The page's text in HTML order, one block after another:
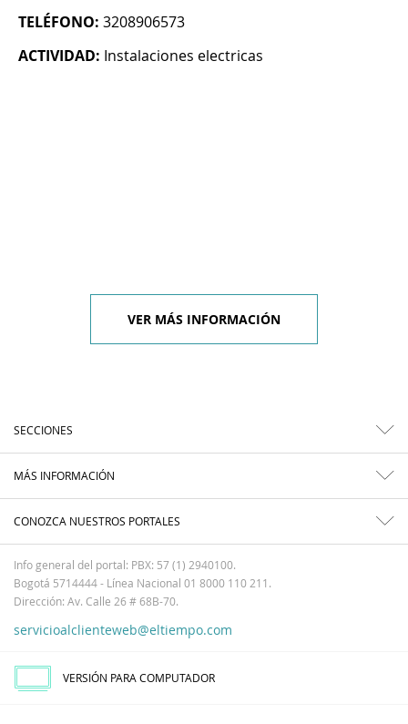
TELÉFONO: 3208906573
ACTIVIDAD: Instalaciones electricas
VER MÁS INFORMACIÓN
SECCIONES
MÁS INFORMACIÓN
CONOZCA NUESTROS PORTALES
Info general del portal: PBX: 57 (1) 2940100.
Bogotá 5714444 - Línea Nacional 01 8000 110 211.
Dirección: Av. Calle 26 # 68B-70.
servicioalclienteweb@eltiempo.com
VERSIÓN PARA COMPUTADOR